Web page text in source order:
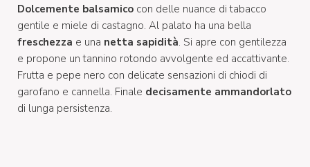
Dolcemente balsamico con delle nuance di tabacco
gentile e miele di castagno. Al palato ha una bella
freschezza e una netta sapidità. Si apre con gentilezza
e propone un tannino rotondo avvolgente ed accattivante.
Frutta e pepe nero con delicate sensazioni di chiodi di
garofano e cannella. Finale decisamente ammandorlato
di lunga persistenza.